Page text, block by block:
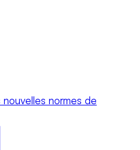
nouvelles normes de